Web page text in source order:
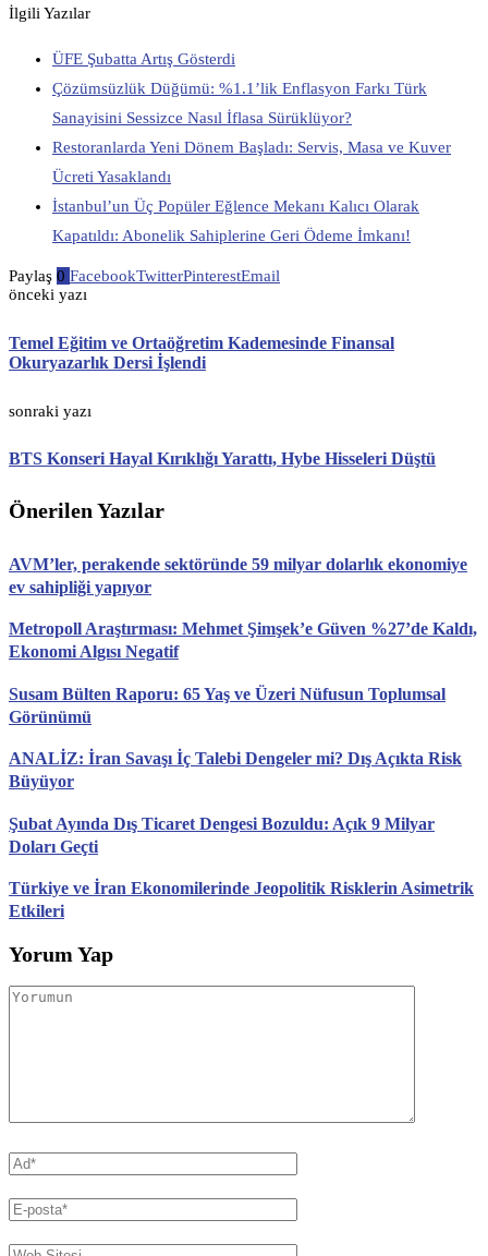
İlgili Yazılar
ÜFE Şubatta Artış Gösterdi
Çözümsüzlük Düğümü: %1.1’lik Enflasyon Farkı Türk
Sanayisini Sessizce Nasıl İflasa Sürüklüyor?
Restoranlarda Yeni Dönem Başladı: Servis, Masa ve Kuver
Ücreti Yasaklandı
İstanbul’un Üç Popüler Eğlence Mekanı Kalıcı Olarak
Kapatıldı: Abonelik Sahiplerine Geri Ödeme İmkanı!
Paylaş 0 FacebookTwitterPinterestEmail
önceki yazı
Temel Eğitim ve Ortaöğretim Kademesinde Finansal
Okuryazarlık Dersi İşlendi
sonraki yazı
BTS Konseri Hayal Kırıklığı Yarattı, Hybe Hisseleri Düştü
Önerilen Yazılar
AVM’ler, perakende sektöründe 59 milyar dolarlık ekonomiye
ev sahipliği yapıyor
Metropoll Araştırması: Mehmet Şimşek’e Güven %27’de Kaldı,
Ekonomi Algısı Negatif
Susam Bülten Raporu: 65 Yaş ve Üzeri Nüfusun Toplumsal
Görünümü
ANALİZ: İran Savaşı İç Talebi Dengeler mi? Dış Açıkta Risk
Büyüyor
Şubat Ayında Dış Ticaret Dengesi Bozuldu: Açık 9 Milyar
Doları Geçti
Türkiye ve İran Ekonomilerinde Jeopolitik Risklerin Asimetrik
Etkileri
Yorum Yap